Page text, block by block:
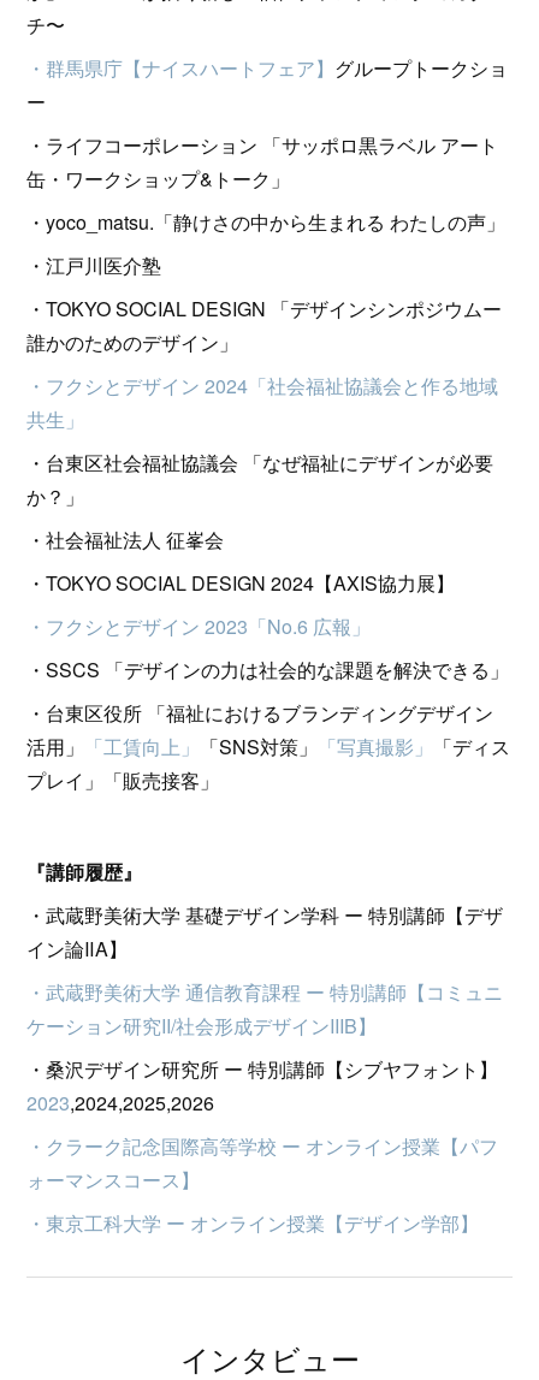
チ〜
・群馬県庁【ナイスハートフェア】 グループトークショ
ー
・ライフコーポレーション 「サッポロ黒ラベル アート
缶・ワークショップ&トーク」
・yoco_matsu.「静けさの中から生まれる わたしの声」
・江戸川医介塾
・TOKYO SOCIAL DESIGN 「デザインシンポジウムー
誰かのためのデザイン」
・フクシとデザイン 2024「社会福祉協議会と作る地域
共生」
・台東区社会福祉協議会 「なぜ福祉にデザインが必要
か？」
・社会福祉法人 征峯会
・TOKYO SOCIAL DESIGN 2024【AXIS協力展】
・フクシとデザイン 2023「No.6 広報」
・SSCS 「デザインの力は社会的な課題を解決できる」
・台東区役所 「福祉におけるブランディングデザイン
活用」
「工賃向上」 「SNS対策」 「写真撮影」
「ディス
プレイ」「販売接客」
『講師履歴』
・武蔵野美術大学 基礎デザイン学科 ー 特別講師【デザ
イン論ⅡA】
・武蔵野美術大学 通信教育課程 ー 特別講師【コミュニ
ケーション研究II/社会形成デザインIIIB】
・桑沢デザイン研究所 ー 特別講師【シブヤフォント】
2023,2024,2025,2026
・クラーク記念国際高等学校 ー オンライン授業【パフ
ォーマンスコース】
・東京工科大学 ー オンライン授業【デザイン学部】
インタビュー